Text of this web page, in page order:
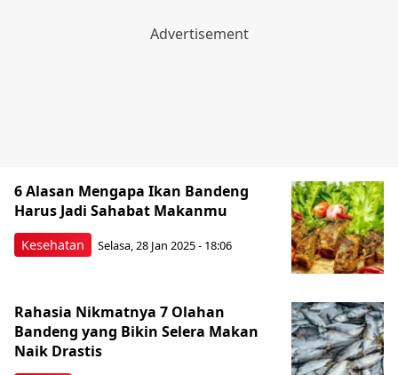
Kesehatan
6 Alasan Mengapa Ikan Bandeng
Harus Jadi Sahabat Makanmu
Selasa, 28 Jan 2025 - 18:06
Rahasia Nikmatnya 7 Olahan
Bandeng yang Bikin Selera Makan
Naik Drastis